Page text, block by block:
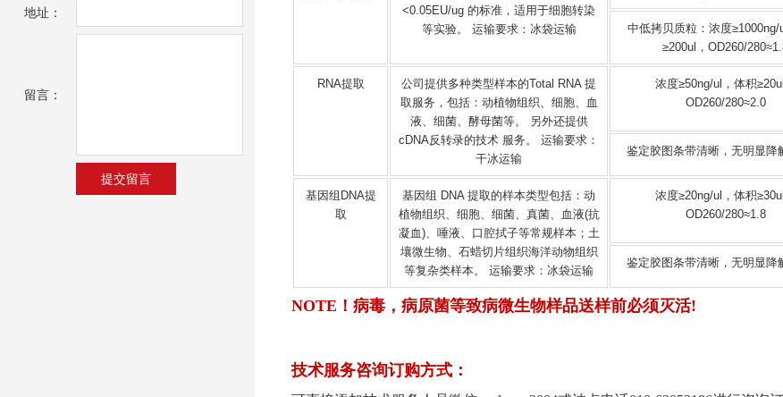
<0.05EU/ug 的标准，适用于细胞转染
等实验。 运输要求：冰袋运输
中低拷贝质粒：浓度≥1000ng/
≥200ul，OD260/
RNA提取
公司提供多种类型样本的Total RNA 提
取服务，包括：动植物组织、细胞、血
液、细菌、酵母菌等。 另外还提供
cDNA反转录的技术 服务。 运输要求：
干冰运输
浓度≥50ng/ul，体积≥20ul
OD260/280≈2.0
鉴定胶图条带清晰，无明显降
基因组DNA提
取
基因组 DNA 提取的样本类型包括：动
植物组织、细胞、细菌、真菌、血液(抗
凝血)、唾液、口腔拭子等常规样本；土
壤微生物、石蜡切片组织海洋动物组织
等复杂类样本。 运输要求：冰袋运输
浓度≥20ng/ul，体积≥30ul
OD260/280≈1.8
鉴定胶图条带清晰，无明显降
NOTE！病毒，病原菌等致病微生物样品送样前必须灭活!
技术服务咨询订购方式：
地址：
留言：